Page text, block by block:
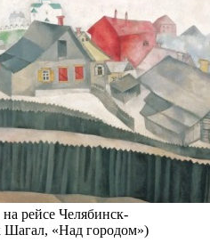
рейсе Челябинск-
«Над городом»)